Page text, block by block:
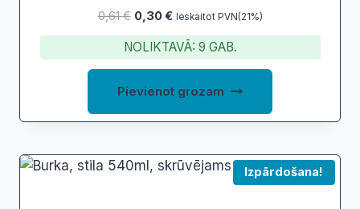
0,61€ Original
price
was:
0,61 €.
0,30€Current
price
is:
0,30 €.
Ieskaitot PVN(21%)
NOLIKTAVĀ: 9 GAB.
Pievienot grozam
Izpārdošana!